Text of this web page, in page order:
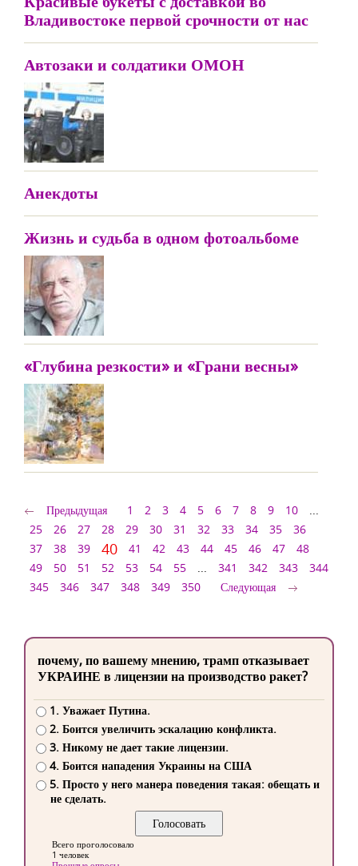
Владивостоке первой срочности от нас
Автозаки и солдатики ОМОН
Анекдоты
Жизнь и судьба в одном фотоальбоме
«Глубина резкости» и «Грани весны»
Предыдущая 1 2 3 4 5 6 7 8 9 10
...
25
26 27 28 29 30 31 32 33 34 35
36
37
38 39 40 41 42 43 44 45 46 47
48
49
50 51 52 53 54 55 ... 341 342 343
344
345
346 347 348 349 350 Следующая
почему, по вашему мнению, трамп отказывает
УКРАИНЕ в лицензии на производство ракет?
1. Уважает Путина.
2. Боится увеличить эскалацию конфликта.
3. Никому не дает такие лицензии.
4. Боится нападения Украины на США
5. Просто у него манера поведения такая: обещать и
не сделать.
Всего проголосовало
1 человек